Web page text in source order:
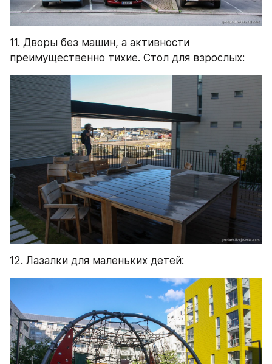
11. Дворы без машин, а активности
преимущественно тихие. Стол для взрослых:
12. Лазалки для маленьких детей: